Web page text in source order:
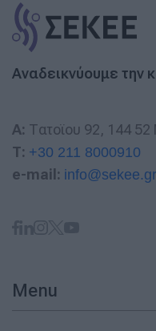
Αναδεικνύουμε την
A: Τατοϊου 92, 144
T: +30 211 8000910
e-mail: info@sekee.gr
Menu